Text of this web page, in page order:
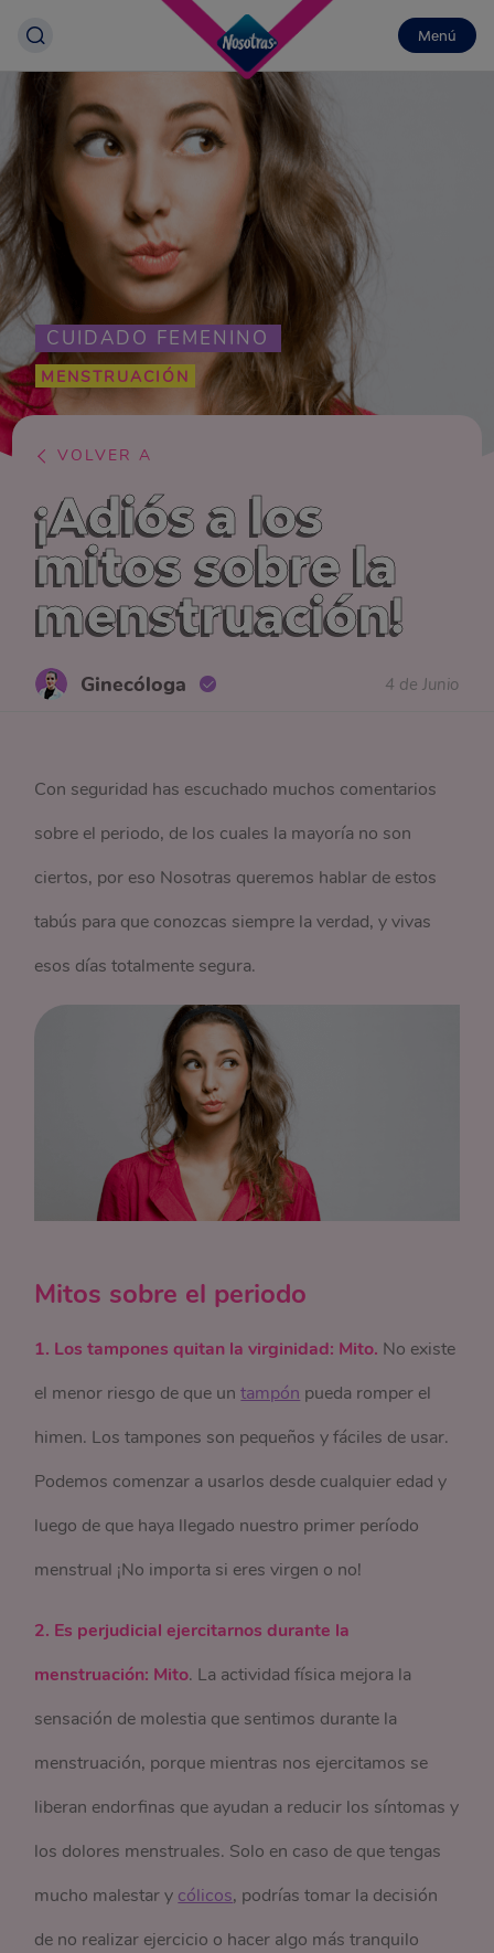
Menú
CUIDADO FEMENINO
MENSTRUACIÓN
VOLVER A
¡Adiós a los
mitos sobre la
menstruación!
Ginecóloga 4 de Junio
Con seguridad has escuchado muchos comentarios
sobre el periodo, de los cuales la mayoría no son
ciertos, por eso Nosotras queremos hablar de estos
tabús para que conozcas siempre la verdad, y vivas
esos días totalmente segura.
Mitos sobre el periodo
1. Los tampones quitan la virginidad: Mito. No existe
el menor riesgo de que untampón pueda romper el
himen. Los tampones son pequeños y fáciles de usar.
Podemos comenzar a usarlos desde cualquier edad y
luego de que haya llegado nuestro primer período
menstrual ¡No importa si eres virgen o no!
2. Es perjudicial ejercitarnos durante la
menstruación: Mito. La actividad física mejora la
sensación de molestia que sentimos durante la
menstruación, porque mientras nos ejercitamos se
liberan endorfinas que ayudan a reducir los síntomas y
los dolores menstruales. Solo en caso de que tengas
mucho malestar y cólicos, podrías tomar la decisión
de no realizar ejercicio o hacer algo más tranquilo